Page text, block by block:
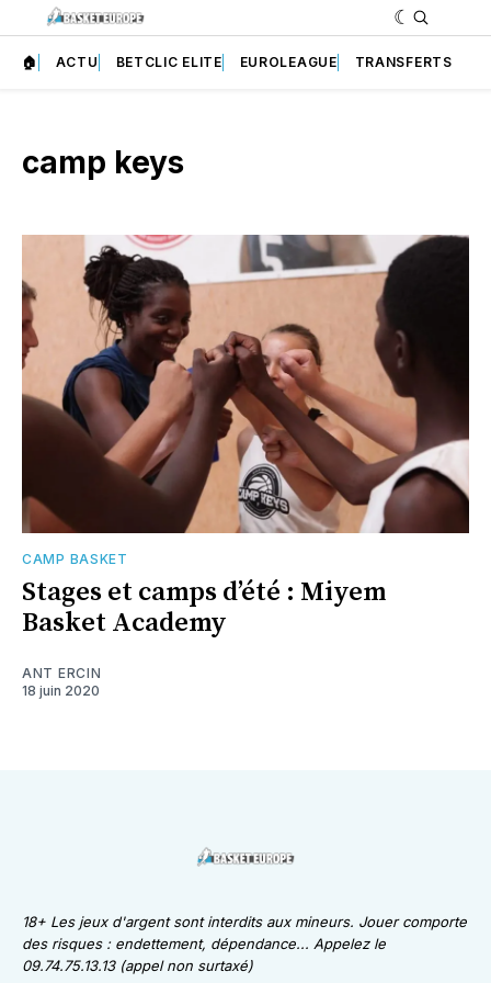
🏠 ACTU BETCLIC ELITE EUROLEAGUE TRANSFERTS
camp keys
CAMP BASKET
Stages et camps d’été : Miyem
Basket Academy
ANT ERCIN
18 juin 2020
18+ Les jeux d'argent sont interdits aux mineurs. Jouer comporte
des risques : endettement, dépendance... Appelez le
09.74.75.13.13 (appel non surtaxé)